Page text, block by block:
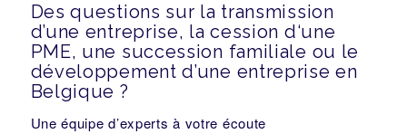
Des questions sur la transmission
d’une entreprise, la cession d‘une
PME, une succession familiale ou le
développement d’une entreprise en
Belgique ?
Une équipe d’experts à votre écoute